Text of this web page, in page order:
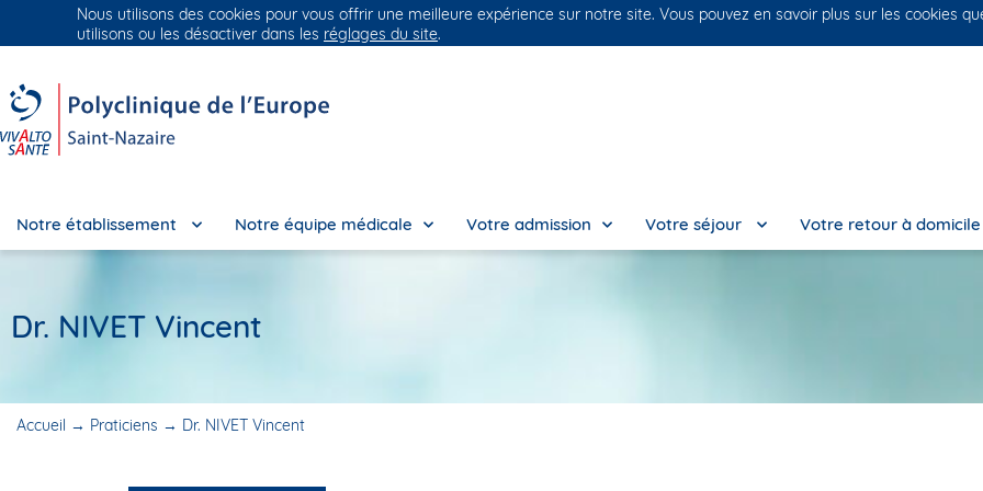
Groupe Vivalto Santé Entre nous, la vie
Notre établissement Notre équipe médicale Votre admission Votre séjour Votre retour à domicile
Dr. NIVET Vincent
Accueil → Praticiens → Dr. NIVET Vincent
Nous utilisons des cookies pour vous offrir une meilleure expérience sur notre site. Vous pouvez en savoir plus sur les cookies
utilisons ou les désactiver dans les réglages du site.